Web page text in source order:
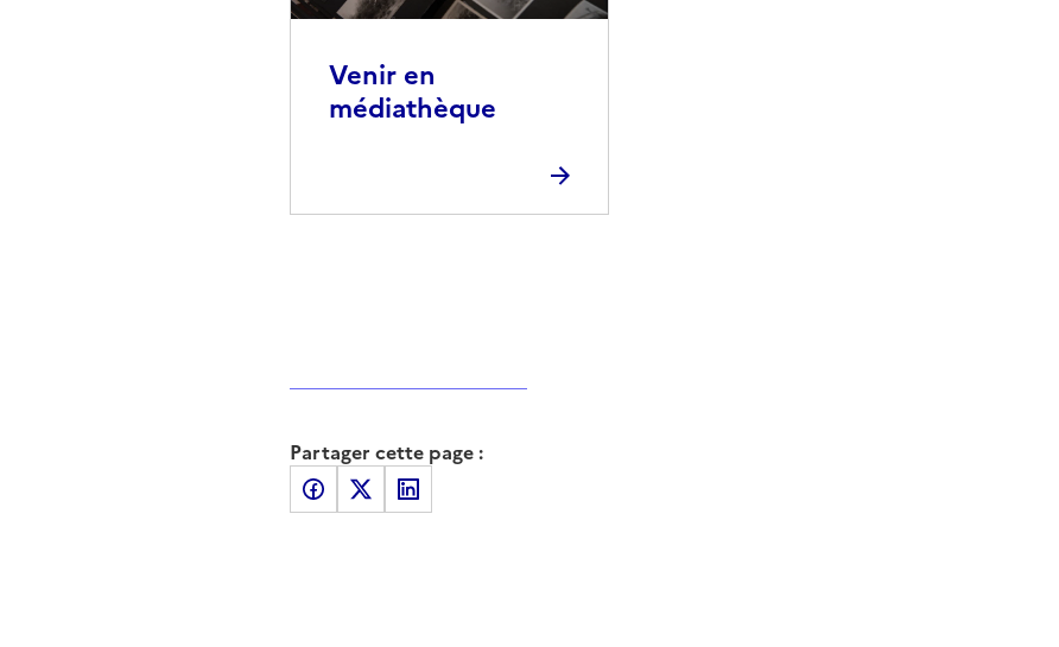
Venir en
médiathèque
Partager cette page :
Partager sur Facebook
Partager sur XPartager sur LinkedIn